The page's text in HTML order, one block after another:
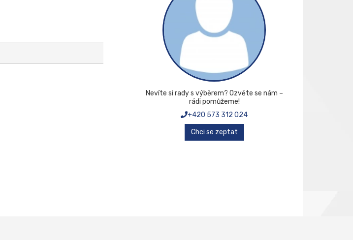
Nevíte si rady s výběrem? Ozvěte se nám –
rádi pomůžeme!
+420 573 312 024
Chci se zeptat